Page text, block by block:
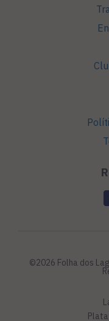
©2026 Folha dos